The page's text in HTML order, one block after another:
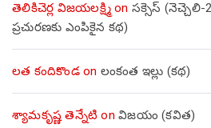
తెలికిచెర్ల విజయలక్ష్మిon సక్సెస్
ప్రచురణకు ఎంపికైన కథ)
లత కందికొండon లంకంత ఇల్లు (కథ)
శ్యామకృష్ణ తెన్నేటి on విజయం (కవిత)